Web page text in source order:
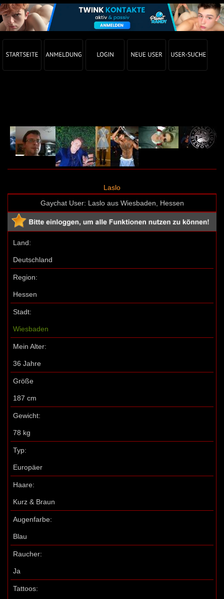
Laslo
Gaychat User: Laslo aus Wiesbaden, Hessen
Land:
Deutschland
Region:
Hessen
Stadt:
Wiesbaden
Mein Alter:
36 Jahre
Größe
187 cm
Gewicht:
78 kg
Typ:
Europäer
Haare:
Kurz & Braun
Augenfarbe:
Blau
Raucher:
Ja
Tattoos: